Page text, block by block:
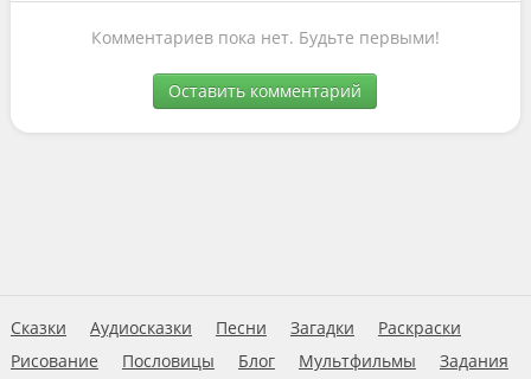
Комментариев пока нет. Будьте первыми!
Оставить комментарий
Сказки Аудиосказки Песни Загадки
Раскраски
Рисование
Пословицы Блог Мультфильмы Задания